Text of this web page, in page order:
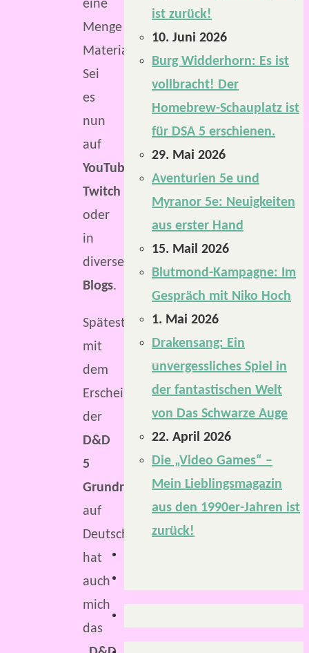
eine
Menge
Material.
Sei
es
nun
auf
YouTube,
Twitch
oder
in
diversen
Blogs.
Spätestens
mit
dem
Erscheinen
der
D&D
5
Grundregelwerke
auf
Deutsch
hat
auch
mich
das
ist zurück!
10. Juni 2026
Burg Widderhorn: Es ist
vollbracht! Der
Homebrew-Schauplatz ist
für DSA 5 erschienen.
29. Mai 2026
Aventurien 5e und
Myranor 5e: Neuigkeiten
aus erster Hand
15. Mail 2026
Blutmond-Kampagne: Im
Gespräch mit Niko Hoch
1. Mai 2026
Drakensang: Ein
unvergessliches Spiel in
der fantastischen Welt
von Das Schwarze Auge
22. April 2026
Die „Video Games“ –
Mein Lieblingsmagazin
aus den 1990er-Jahren ist
zurück!